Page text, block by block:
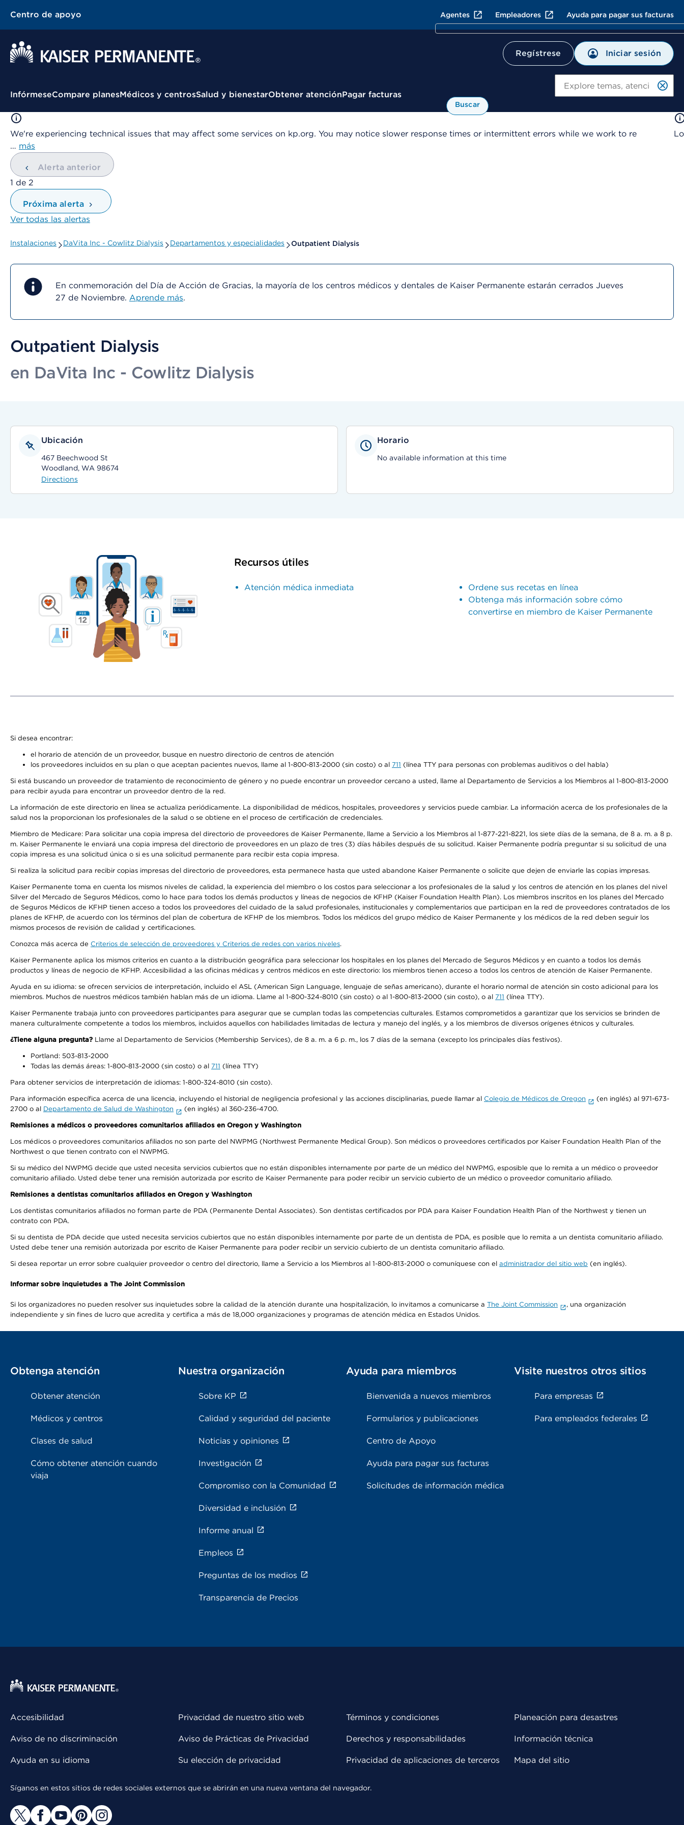
Centro de apoyo Agentes Empleadores Ayuda para pagar sus facturas
Regístrese Iniciar sesión
Menú contextual
InfórmeseCompare planesMédicos y centrosSalud y bienestarObtener atenciónPagar facturas
Buscar
We're experiencing technical issues that may affect some services on kp.org. You may notice slower response times or intermittent errors while we work to re
… más
Alerta anterior
mostrando
1 de 2
Próxima alerta
Ver todas las alertas
Instalaciones DaVita Inc - Cowlitz Dialysis Departamentos y especialidades Outpatient Dialysis
En conmemoración del Día de Acción de Gracias, la mayoría de los centros médicos y dentales de Kaiser Permanente estarán cerrados Jueves
27 de Noviembre. Aprende más.
Outpatient Dialysis
en DaVita Inc - Cowlitz Dialysis
Ubicación
467 Beechwood St
Woodland, WA 98674
Directions
Horario
No available information at this time
Recursos útiles
Atención médica inmediata
Ordene sus recetas en línea
Obtenga más información sobre cómo
convertirse en miembro de Kaiser Permanente
Si desea encontrar:
el horario de atención de un proveedor, busque en nuestro directorio de centros de atención
los proveedores incluidos en su plan o que aceptan pacientes nuevos, llame al 1-800-813-2000 (sin costo) o al 711 (línea TTY para personas con problemas auditivos o del habla)
Si está buscando un proveedor de tratamiento de reconocimiento de género y no puede encontrar un proveedor cercano a usted, llame al Departamento de Servicios a los Miembros al 1-800-813-2000
para recibir ayuda para encontrar un proveedor dentro de la red.
La información de este directorio en línea se actualiza periódicamente. La disponibilidad de médicos, hospitales, proveedores y servicios puede cambiar. La información acerca de los profesionales de la
salud nos la proporcionan los profesionales de la salud o se obtiene en el proceso de certificación de credenciales.
Miembro de Medicare: Para solicitar una copia impresa del directorio de proveedores de Kaiser Permanente, llame a Servicio a los Miembros al 1-877-221-8221, los siete días de la semana, de 8 a. m. a 8 p.
m. Kaiser Permanente le enviará una copia impresa del directorio de proveedores en un plazo de tres (3) días hábiles después de su solicitud. Kaiser Permanente podría preguntar si su solicitud de una
copia impresa es una solicitud única o si es una solicitud permanente para recibir esta copia impresa.
Si realiza la solicitud para recibir copias impresas del directorio de proveedores, esta permanece hasta que usted abandone Kaiser Permanente o solicite que dejen de enviarle las copias impresas.
Kaiser Permanente toma en cuenta los mismos niveles de calidad, la experiencia del miembro o los costos para seleccionar a los profesionales de la salud y los centros de atención en los planes del nivel
Silver del Mercado de Seguros Médicos, como lo hace para todos los demás productos y líneas de negocios de KFHP (Kaiser Foundation Health Plan). Los miembros inscritos en los planes del Mercado
de Seguros Médicos de KFHP tienen acceso a todos los proveedores del cuidado de la salud profesionales, institucionales y complementarios que participan en la red de proveedores contratados de los
planes de KFHP, de acuerdo con los términos del plan de cobertura de KFHP de los miembros. Todos los médicos del grupo médico de Kaiser Permanente y los médicos de la red deben seguir los
mismos procesos de revisión de calidad y certificaciones.
Conozca más acerca de Criterios de selección de proveedores y Criterios de redes con varios niveles.
Kaiser Permanente aplica los mismos criterios en cuanto a la distribución geográfica para seleccionar los hospitales en los planes del Mercado de Seguros Médicos y en cuanto a todos los demás
productos y líneas de negocio de KFHP. Accesibilidad a las oficinas médicas y centros médicos en este directorio: los miembros tienen acceso a todos los centros de atención de Kaiser Permanente.
Ayuda en su idioma: se ofrecen servicios de interpretación, incluido el ASL (American Sign Language, lenguaje de señas americano), durante el horario normal de atención sin costo adicional para los
miembros. Muchos de nuestros médicos también hablan más de un idioma. Llame al 1-800-324-8010 (sin costo) o al 1-800-813-2000 (sin costo), o al 711 (línea TTY).
Kaiser Permanente trabaja junto con proveedores participantes para asegurar que se cumplan todas las competencias culturales. Estamos comprometidos a garantizar que los servicios se brinden de
manera culturalmente competente a todos los miembros, incluidos aquellos con habilidades limitadas de lectura y manejo del inglés, y a los miembros de diversos orígenes étnicos y culturales.
¿Tiene alguna pregunta? Llame al Departamento de Servicios (Membership Services), de 8 a. m. a 6 p. m., los 7 días de la semana (excepto los principales días festivos).
Portland: 503-813-2000
Todas las demás áreas: 1-800-813-2000 (sin costo) o al 711 (línea TTY)
Para obtener servicios de interpretación de idiomas: 1-800-324-8010 (sin costo).
Para información específica acerca de una licencia, incluyendo el historial de negligencia profesional y las acciones disciplinarias, puede llamar al Colegio de Médicos de Oregon
(en inglés) al 971-673-
2700 o al Departamento de Salud de Washington (en inglés) al 360-236-4700.
Remisiones a médicos o proveedores comunitarios afiliados en Oregon y Washington
Los médicos o proveedores comunitarios afiliados no son parte del NWPMG (Northwest Permanente Medical Group). Son médicos o proveedores certificados por Kaiser Foundation Health Plan of the
Northwest o que tienen contrato con el NWPMG.
Si su médico del NWPMG decide que usted necesita servicios cubiertos que no están disponibles internamente por parte de un médico del NWPMG, esposible que lo remita a un médico o proveedor
comunitario afiliado. Usted debe tener una remisión autorizada por escrito de Kaiser Permanente para poder recibir un servicio cubierto de un médico o proveedor comunitario afiliado.
Remisiones a dentistas comunitarios afiliados en Oregon y Washington
Los dentistas comunitarios afiliados no forman parte de PDA (Permanente Dental Associates). Son dentistas certificados por PDA para Kaiser Foundation Health Plan of the Northwest y tienen un
contrato con PDA.
Si su dentista de PDA decide que usted necesita servicios cubiertos que no están disponibles internamente por parte de un dentista de PDA, es posible que lo remita a un dentista comunitario afiliado.
Usted debe tener una remisión autorizada por escrito de Kaiser Permanente para poder recibir un servicio cubierto de un dentista comunitario afiliado.
Si desea reportar un error sobre cualquier proveedor o centro del directorio, llame a Servicio a los Miembros al 1-800-813-2000 o comuníquese con el administrador del sitio web (en inglés).
Informar sobre inquietudes a The Joint Commission
Si los organizadores no pueden resolver sus inquietudes sobre la calidad de la atención durante una hospitalización, lo invitamos a comunicarse a The Joint Commission
, una organización
independiente y sin fines de lucro que acredita y certifica a más de 18,000 organizaciones y programas de atención médica en Estados Unidos.
Obtenga atención
Obtener atención
Médicos y centros
Clases de salud
Cómo obtener atención cuando
viaja
Nuestra organización
Sobre KP
Calidad y seguridad del paciente
Noticias y opiniones
Investigación
Compromiso con la Comunidad
Diversidad e inclusión
Informe anual
Empleos
Preguntas de los medios
Transparencia de Precios
Ayuda para miembros
Bienvenida a nuevos miembros
Formularios y publicaciones
Centro de Apoyo
Ayuda para pagar sus facturas
Solicitudes de información médica
Visite nuestros otros sitios
Para empresas
Para empleados federales
Accesibilidad
Aviso de no discriminación
Ayuda en su idioma
Privacidad de nuestro sitio web
Aviso de Prácticas de Privacidad
Su elección de privacidad
Términos y condiciones
Derechos y responsabilidades
Privacidad de aplicaciones de terceros
Planeación para desastres
Información técnica
Mapa del sitio
Síganos en estos sitios de redes sociales externos que se abrirán en una nueva ventana del navegador.